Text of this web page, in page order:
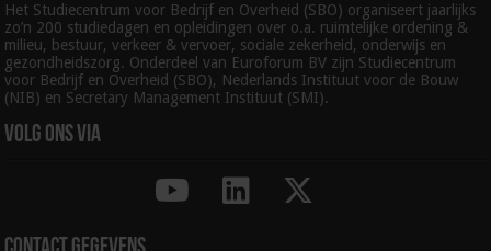
Het Studiecentrum voor Bedrijf en Overheid (SBO) organiseert jaarlijks
zo’n 200 studiedagen en opleidingen over o.a. ruimtelijke ordening &
milieu, bestuur, verkeer & vervoer, sociale zekerheid, onderwijs en
gezondheidszorg. Onderdeel van Euroforum BV zijn Studiecentrum
voor Bedrijf en Overheid (SBO), Nederlands Instituut voor de Bouw
(NIB) en Secretary Management Instituut (SMI).
Volg ons via